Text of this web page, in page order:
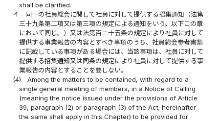
shall be clarified.
４
同一の社員総会に関して社員に対して提供する招集通知（法第
三十九条第二項又は第三項の規定による通知をいう。以下この章
において同じ。）又は法第百二十五条の規定により社員に対して
提供する事業報告の内容とすべき事項のうち、社員総会参考書類
に記載している事項がある場合には、当該事項は、社員に対して
提供する招集通知又は同条の規定により社員に対して提供する事
業報告の内容とすることを要しない。
(4)
Among the matters to be contained, with regard to a
single general meeting of members, in a Notice of Calling
(meaning the notice issued under the provisions of Article
39, paragraph (2) or paragraph (3) of the Act; hereinafter
the same shall apply in this Chapter) to be provided for